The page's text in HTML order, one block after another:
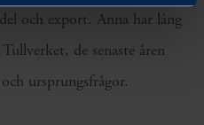
och export. Anna har lång
de senaste åren
ursprungsfrågor.